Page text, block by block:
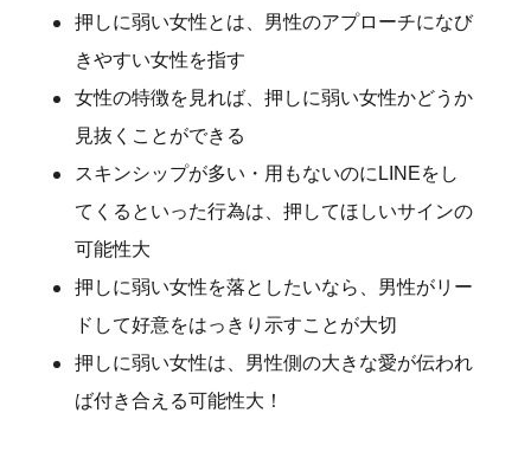
押しに弱い女性とは、男性のアプローチになび
きやすい女性を指す
女性の特徴を見れば、押しに弱い女性かどうか
見抜くことができる
スキンシップが多い・用もないのにLINEをし
てくるといった行為は、押してほしいサインの
可能性大
押しに弱い女性を落としたいなら、男性がリー
ドして好意をはっきり示すことが大切
押しに弱い女性は、男性側の大きな愛が伝われ
ば付き合える可能性大！